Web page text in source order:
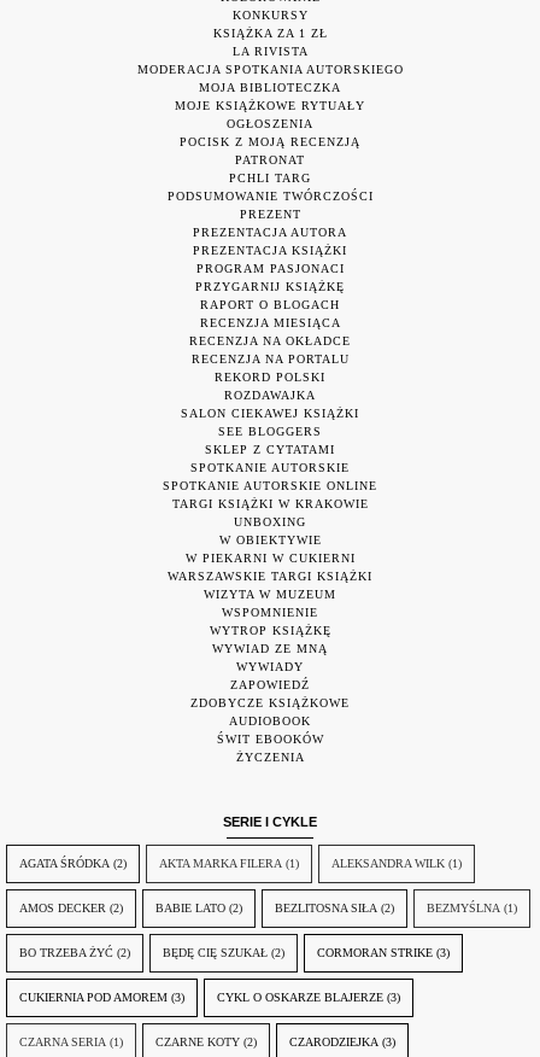
KONKURSY
KSIĄŻKA ZA 1 ZŁ
LA RIVISTA
MODERACJA SPOTKANIA AUTORSKIEGO
MOJA BIBLIOTECZKA
MOJE KSIĄŻKOWE RYTUAŁY
OGŁOSZENIA
POCISK Z MOJĄ RECENZJĄ
PATRONAT
PCHLI TARG
PODSUMOWANIE TWÓRCZOŚCI
PREZENT
PREZENTACJA AUTORA
PREZENTACJA KSIĄŻKI
PROGRAM PASJONACI
PRZYGARNIJ KSIĄŻKĘ
RAPORT O BLOGACH
RECENZJA MIESIĄCA
RECENZJA NA OKŁADCE
RECENZJA NA PORTALU
REKORD POLSKI
ROZDAWAJKA
SALON CIEKAWEJ KSIĄŻKI
SEE BLOGGERS
SKLEP Z CYTATAMI
SPOTKANIE AUTORSKIE
SPOTKANIE AUTORSKIE ONLINE
TARGI KSIĄŻKI W KRAKOWIE
UNBOXING
W OBIEKTYWIE
W PIEKARNI W CUKIERNI
WARSZAWSKIE TARGI KSIĄŻKI
WIZYTA W MUZEUM
WSPOMNIENIE
WYTROP KSIĄŻKĘ
WYWIAD ZE MNĄ
WYWIADY
ZAPOWIEDŹ
ZDOBYCZE KSIĄŻKOWE
AUDIOBOOK
ŚWIT EBOOKÓW
ŻYCZENIA
SERIE I CYKLE
AGATA ŚRÓDKA (2) AKTA MARKA FILERA (1) ALEKSANDRA WILK (1)
AMOS DECKER (2) BABIE LATO (2) BEZLITOSNA SIŁA (2) BEZMYŚLNA (1)
BO TRZEBA ŻYĆ (2) BĘDĘ CIĘ SZUKAŁ (2) CORMORAN STRIKE (3)
CUKIERNIA POD AMOREM (3) CYKL O OSKARZE BLAJERZE (3)
CZARNA SERIA (1) CZARNE KOTY (2) CZARODZIEJKA (3)